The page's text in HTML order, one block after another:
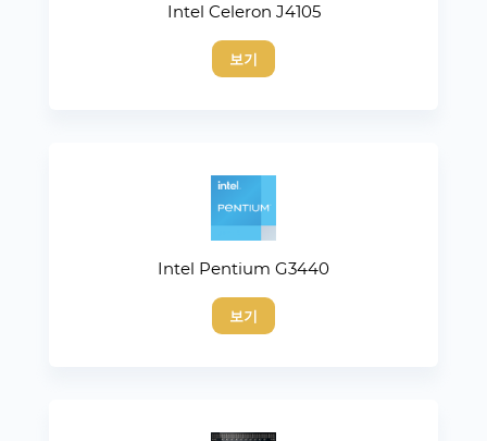
Intel Celeron J4105
보기
Intel Pentium G3440
보기